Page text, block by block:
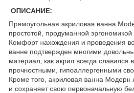
ОПИСАНИЕ:
Прямоугольная акриловая ванна
простотой, продуманной эргономикой
Комфорт нахождения и проведения
ванне подтвержден многими
материал, как акрил всегда славился
прочностными, гипоаллергенными
Кроме того, акриловая ванна Модерн
и сохраняет свою первоначальную